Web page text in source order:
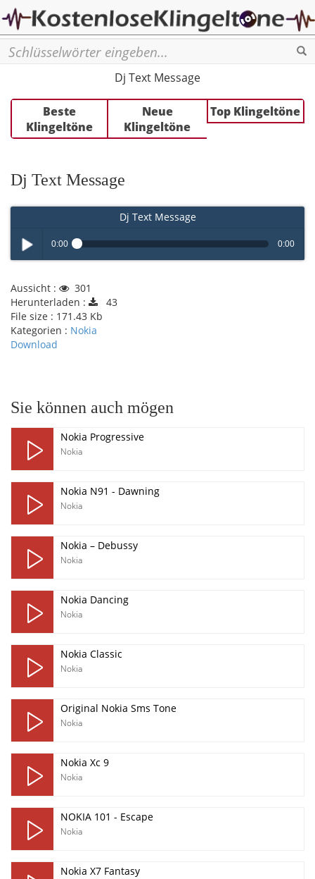
Dj Text Message
Beste
Klingeltöne
Neue
Klingeltöne
Top Klingeltöne
Dj Text Message
Dj Text Message
Play /
0:00 0:00
Aussicht :
301
Herunterladen :
43
File size : 171.43 Kb
Kategorien : Nokia
Download
Sie können auch mögen
Nokia Progressive
Nokia
Nokia N91 - Dawning
Nokia
Nokia – Debussy
Nokia
Nokia Dancing
Nokia
Nokia Classic
Nokia
Original Nokia Sms Tone
Nokia
Nokia Xc 9
Nokia
NOKIA 101 - Escape
Nokia
Nokia X7 Fantasy